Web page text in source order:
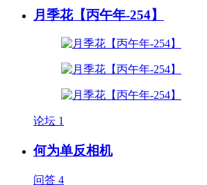
月季花【丙午年-254】
论坛 1
何为单反相机
问答 4